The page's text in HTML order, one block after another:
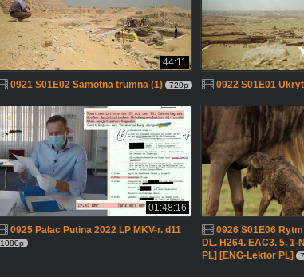
44:11
0921 S01E02 Samotna trumna (1)
720p
0922 S01E01
01:48:16
0925 Pałac Putina 2022 LP MKV-r. d11
1080p
0926 S01E06
DL. H264. EAC3. 5.
PL] [ENG-Lektor PL]